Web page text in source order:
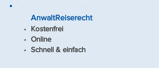
AnwaltReiserecht
Kostenfrei
Online
Schnell & einfach